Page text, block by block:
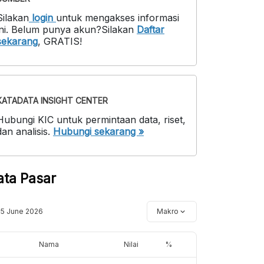
login untuk mengakses informasi
. Belum punya akun?Silakan Daftar
, GRATIS!
INSIGHT CENTER
KIC untuk permintaan data, riset,
analisis. Hubungi sekarang »
Pasar
June 2026 Makro
Nama Nilai %